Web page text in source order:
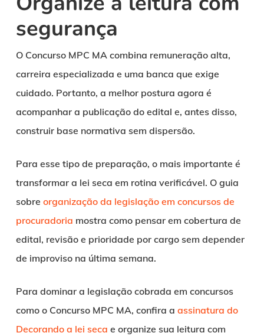
segurança
O Concurso MPC MA combina remuneração alta,
carreira especializada e uma banca que exige
cuidado. Portanto, a melhor postura agora é
acompanhar a publicação do edital e, antes disso,
construir base normativa sem dispersão.
Para esse tipo de preparação, o mais importante é
transformar a lei seca em rotina verificável. O guia
sobre organização da legislação em concursos de
procuradoria mostra como pensar em cobertura de
edital, revisão e prioridade por cargo sem depender
de improviso na última semana.
Para dominar a legislação cobrada em concursos
como o Concurso MPC MA, confira a assinatura do
Decorando a lei seca e organize sua leitura com